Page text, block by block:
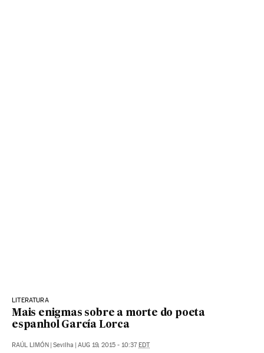
LITERATURA
Mais enigmas sobre a morte do poeta
espanhol García Lorca
RAÚL LIMÓN | Sevilha | AUG 19, 2015 - 10:37EDT